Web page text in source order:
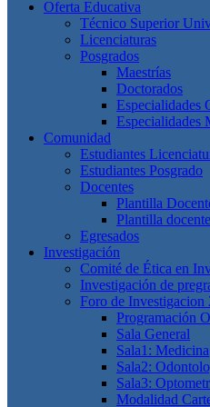
Oferta Educativa
Técnico Superior
Licenciaturas
Posgrados
Maestrías
Doctorados
Especialidades
Especialidades
Comunidad
Estudiantes
Estudiantes Posgrado
Docentes
Plantilla
Plantilla
Egresados
Investigación
Comité de Ética en
Investigación de
Foro de Investigacion
Programación
Sala General
Sala1: Medicina
Sala2:
Sala3:
Modalidad